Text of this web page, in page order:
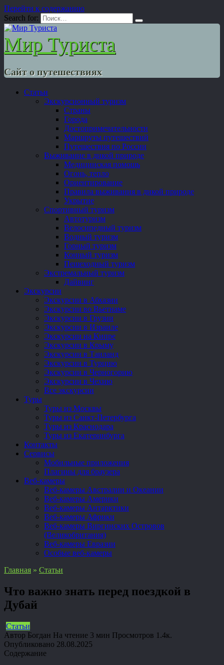
Перейти к содержанию
Search for:
Мир Туриста
Сайт о путешествиях
Статьи
Экскурсионный туризм
Страны
Города
Достопримечательности
Маршруты путешествий
Путешествия по России
Выживание в дикой природе
Медицинская помощь
Огонь, тепло
Ориентирование
Правила выживания в дикой природе
Укрытие
Спортивный туризм
Автотуризм
Велосипедный туризм
Водный туризм
Горный туризм
Конный туризм
Пешеходный туризм
Экстремальный туризм
Дайвинг
Экскурсии
Экскурсии в Абхазии
Экскурсии во Вьетнаме
Экскурсии в Грузии
Экскурсии в Израиле
Экскурсии на Кипре
Экскурсии в Крыму
Экскурсии в Таиланд
Экскурсии в Турцию
Экскурсии в Черногорию
Экскурсии в Чехию
Все экскурсии
Туры
Туры из Москвы
Туры из Санкт-Петербурга
Туры из Краснодара
Туры из Екатеринбурга
Контакты
Сервисы
Мобильные приложения
Плагины для браузера
Веб-камеры
Веб-камеры Австралии и Океании
Веб-камеры Америки
Веб-камеры Антарктики
Веб-камеры Африки
Веб-камеры Виргинских Островов
(Великобритания)
Веб-камеры Евразии
Особые веб-камеры
Главная » Статьи
Что важно знать перед поездкой в
Дубай
Статьи
Автор Богдан На чтение 3 мин Просмотров 1.4к.
Опубликовано 28.08.2025
Содержание